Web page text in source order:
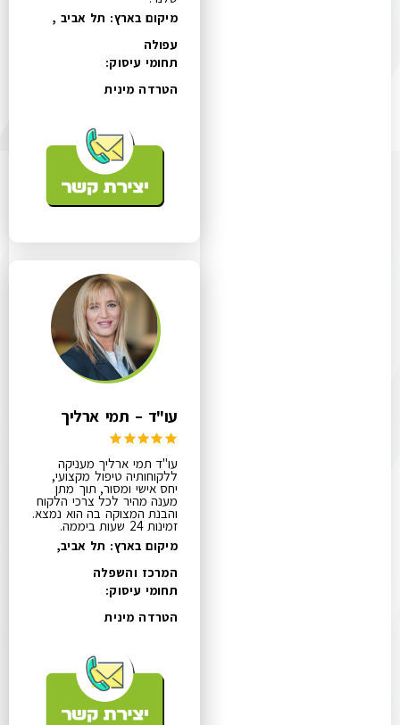
מיקום בארץ: תל אביב ,
עפולה
תחומי עיסוק:
הטרדה מינית
עו"ד – תמי ארליך
עו"ד תמי ארליך מעניקה
ללקוחותיה טיפול מקצועי,
יחס אישי ומסור, תוך מתן
מענה מהיר לכל צרכי הלקוח
והבנת המצוקה בה הוא נמצא.
זמינות 24 שעות ביממה.
מיקום בארץ: תל אביב,
המרכז והשפלה
תחומי עיסוק:
הטרדה מינית